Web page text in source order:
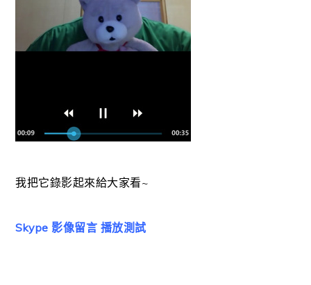
我把它錄影起來給大家看~
Skype 影像留言 播放測試